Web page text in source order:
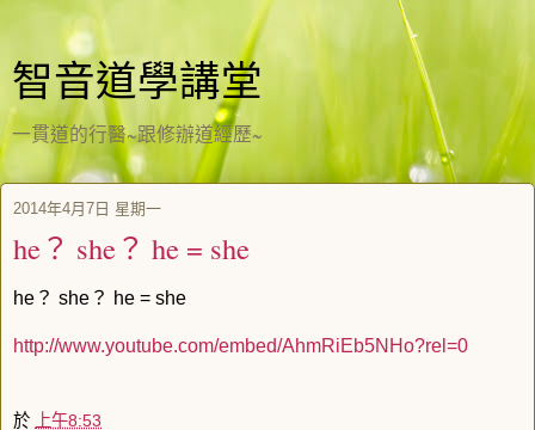
智音道學講堂
一貫道的行醫~跟修辦道經歷~
2014年4月7日 星期一
he？ she？ he = she
he？ she？ he = she
http://www.youtube.com/embed/AhmRiEb5NHo?rel=0
於 上午8:53